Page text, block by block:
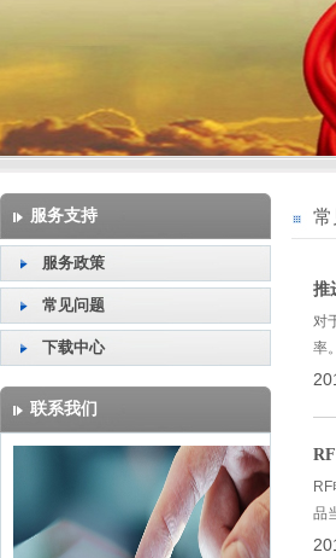
服务支持
服务政策
常见问题
下载中心
联系我们
常
推
对
率。
品